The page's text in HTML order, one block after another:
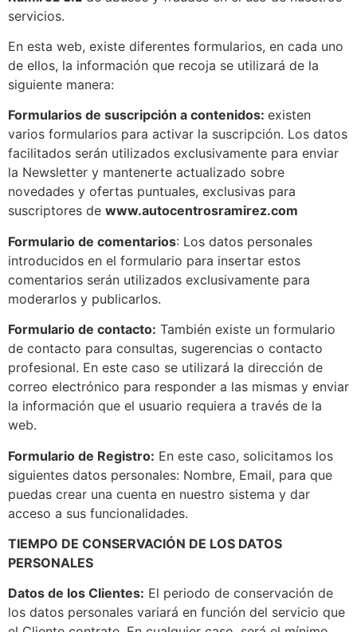
servicios.
En esta web, existe diferentes formularios, en cada uno
de ellos, la información que recoja se utilizará de la
siguiente manera:
Formularios de suscripción a contenidos: existen
varios formularios para activar la suscripción. Los datos
facilitados serán utilizados exclusivamente para enviar
la Newsletter y mantenerte actualizado sobre
novedades y ofertas puntuales, exclusivas para
suscriptores de www.autocentrosramirez.com
Formulario de comentarios: Los datos personales
introducidos en el formulario para insertar estos
comentarios serán utilizados exclusivamente para
moderarlos y publicarlos.
Formulario de contacto: También existe un formulario
de contacto para consultas, sugerencias o contacto
profesional. En este caso se utilizará la dirección de
correo electrónico para responder a las mismas y enviar
la información que el usuario requiera a través de la
web.
Formulario de Registro: En este caso, solicitamos los
siguientes datos personales: Nombre, Email, para que
puedas crear una cuenta en nuestro sistema y dar
acceso a sus funcionalidades.
TIEMPO DE CONSERVACIÓN DE LOS DATOS
PERSONALES
Datos de los Clientes: El periodo de conservación de
los datos personales variará en función del servicio que